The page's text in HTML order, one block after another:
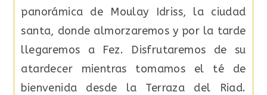
panorámica de Moulay Idriss, la ciudad
santa, donde almorzaremos y por la tarde
llegaremos a Fez. Disfrutaremos de su
atardecer mientras tomamos el té de
bienvenida desde la Terraza del Riad.